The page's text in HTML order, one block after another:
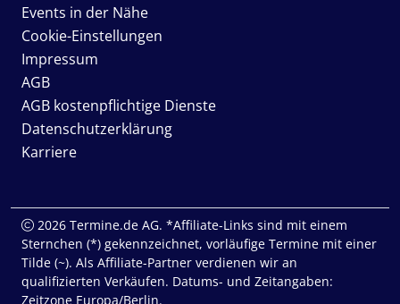
Events in der Nähe
Cookie-Einstellungen
Impressum
AGB
AGB kostenpflichtige Dienste
Datenschutzerklärung
Karriere
2026 Termine.de AG. *Affiliate-Links sind mit einem
Sternchen (*) gekennzeichnet, vorläufige Termine mit einer
Tilde (~). Als Affiliate-Partner verdienen wir an
qualifizierten Verkäufen. Datums- und Zeitangaben:
Zeitzone Europa/Berlin.